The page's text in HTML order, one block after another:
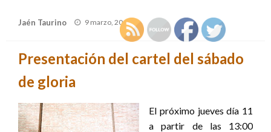
Jaén Taurino
Publicado
9 marzo, 2010
Presentación del cartel del sábado
de gloria
El próximo jueves día 11
a partir de las 13:00